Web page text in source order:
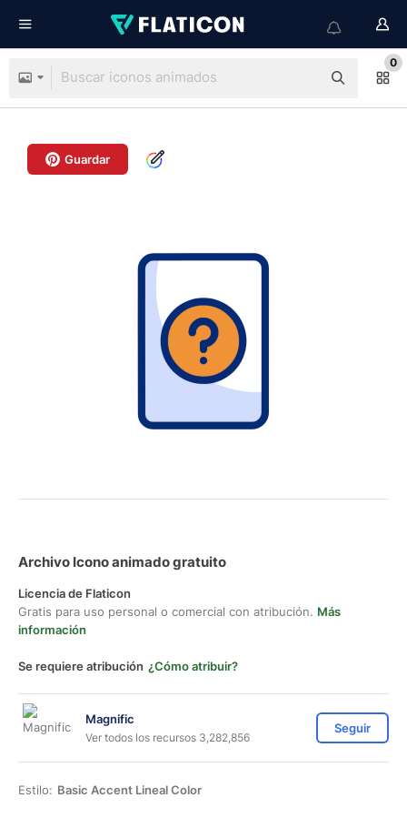
0
Guardar
Archivo Icono animado gratuito
Licencia de Flaticon
Gratis para uso personal o comercial con atribución. Más
información
Se requiere atribución ¿Cómo atribuir?
Magnific
Ver todos los recursos 3,282,856
Seguir
Estilo: Basic Accent Lineal Color